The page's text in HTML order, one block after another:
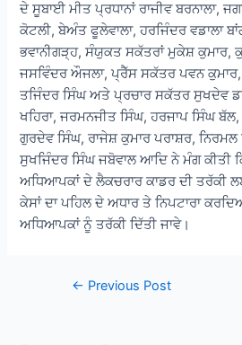
ਦੇ ਸੂਬਾਈ ਮੀਤ ਪ੍ਰਧਾਨਾਂ ਰਾਜੀਵ ਬਰਨਾਲਾ,
ਕੋਟਲੀ, ਬੇਅੰਤ ਫੂਲੇਵਾਲਾ, ਹਰਜਿੰਦਰ ਵਡਾਲਾ
ਭਵਾਨੀਗੜ੍ਹ, ਸੰਯੁਕਤ ਸਕੱਤਰਾਂ ਮੁਕੇਸ਼ ਕੁਮਾਰ,
ਜਸਵਿੰਦਰ ਔਜਲਾ, ਪ੍ਰੈੱਸ ਸਕੱਤਰ ਪਵਨ
ਤਜਿੰਦਰ ਸਿੰਘ ਅਤੇ ਪ੍ਰਚਾਰ ਸਕੱਤਰ ਸੁਖਦੇਵ
ਖਹਿਰਾ, ਜਰਮਨਜੀਤ ਸਿੰਘ, ਹਰਜਾਪ ਸਿੰਘ
ਗੁਰਦੇਵ ਸਿੰਘ, ਰਾਜੇਸ਼ ਕੁਮਾਰ ਪਰਾਸ਼ਰ,
ਸੁਖਜਿੰਦਰ ਸਿੰਘ ਜਬੋਵਾਲ ਆਦਿ ਨੇ ਮੰਗ ਕੀਤੀ
ਅਧਿਆਪਕਾਂ ਦੇ ਲੈਕਚਰਾਰ ਕਾਡਰ ਦੀ
ਕੇਸਾਂ ਦਾ ਪਹਿਲ ਦੇ ਅਧਾਰ ਤੇ ਨਿਪਟਾਰਾ
ਅਧਿਆਪਕਾਂ ਨੂੰ ਤਰੱਕੀ ਦਿੱਤੀ ਜਾਵੇ।
Post← Previous Post